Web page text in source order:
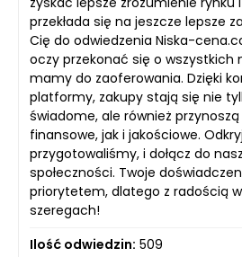
przekłada się na jeszcze lepsze
Cię do odwiedzenia Niska-
oczy przekonać się o wszystkich
mamy do zaoferowania. Dzięki
platformy, zakupy stają się nie
świadome, ale również
finansowe, jak i jakościowe.
przygotowaliśmy, i dołącz do
społeczności. Twoje
priorytetem, dlatego z radością
szeregach!
Ilość odwiedzin: 509